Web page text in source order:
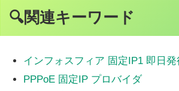
🔍関連キーワード
インフォスフィア 固定IP1 即日発
PPPoE 固定IP プロバイダ